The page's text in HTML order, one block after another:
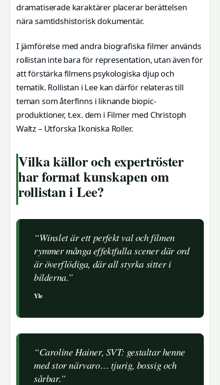
dramatiserade karaktärer placerar berättelsen
nära samtidshistorisk dokumentär.
I jämförelse med andra biografiska filmer används
rollistan inte bara för representation, utan även för
att förstärka filmens psykologiska djup och
tematik. Rollistan i Lee kan därför relateras till
teman som återfinns i liknande biopic-
produktioner, t.ex. dem i Filmer med Christoph
Waltz – Utforska Ikoniska Roller.
Vilka källor och expertröster
har format kunskapen om
rollistan i Lee?
“Winslet är ett perfekt val och filmen
rymmer många effektfulla scener där ord
är överflödiga, där all styrka sitter i
bilderna.”
Yle
“Caroline Hainer, SVT: gestaltar henne
med stor närvaro… tjurig, bossig och
sårbar.”